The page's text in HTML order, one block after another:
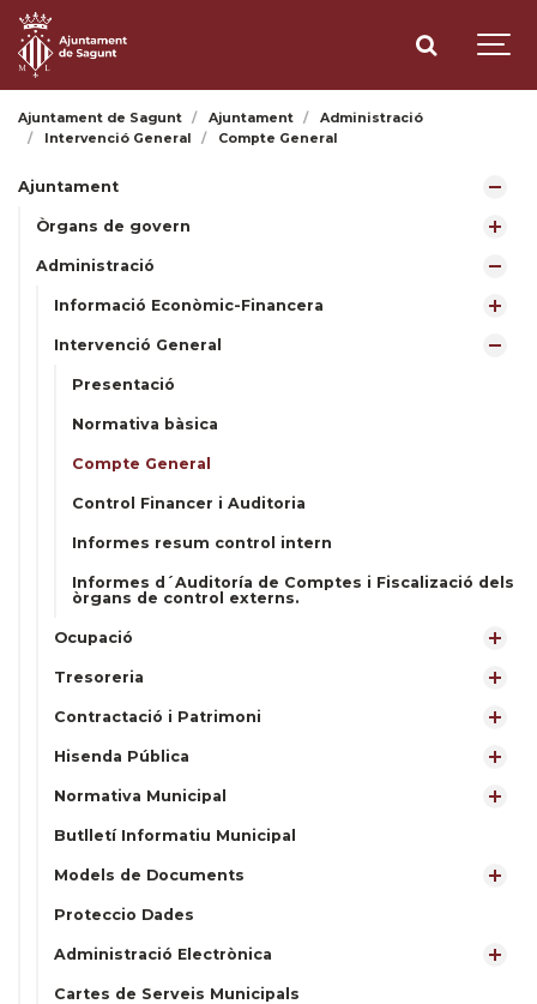
Ajuntament de Sagunt Ajuntament
Administració
Intervenció General
Compte General
Ajuntament
Òrgans de govern
Administració
Informació Econòmic-Financera
Intervenció General
Presentació
Normativa bàsica
Compte General
Control Financer i Auditoria
Informes resum control intern
Informes d´Auditoría de Comptes i Fiscalizació dels
òrgans de control externs.
Ocupació
Tresoreria
Contractació i Patrimoni
Hisenda Pública
Normativa Municipal
Butlletí Informatiu Municipal
Models de Documents
Proteccio Dades
Administració Electrònica
Cartes de Serveis Municipals